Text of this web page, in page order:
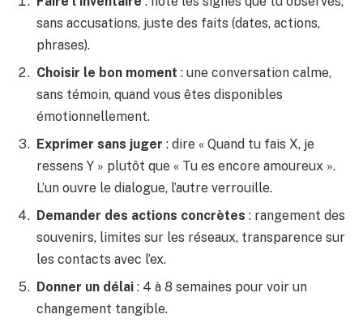
sans accusations, juste des faits (dates, actions,
phrases).
Choisir le bon moment : une conversation calme,
sans témoin, quand vous êtes disponibles
émotionnellement.
Exprimer sans juger : dire « Quand tu fais X, je
ressens Y » plutôt que « Tu es encore amoureux ».
L’un ouvre le dialogue, l’autre verrouille.
Demander des actions concrètes : rangement des
souvenirs, limites sur les réseaux, transparence sur
les contacts avec l’ex.
Donner un délai : 4 à 8 semaines pour voir un
changement tangible.